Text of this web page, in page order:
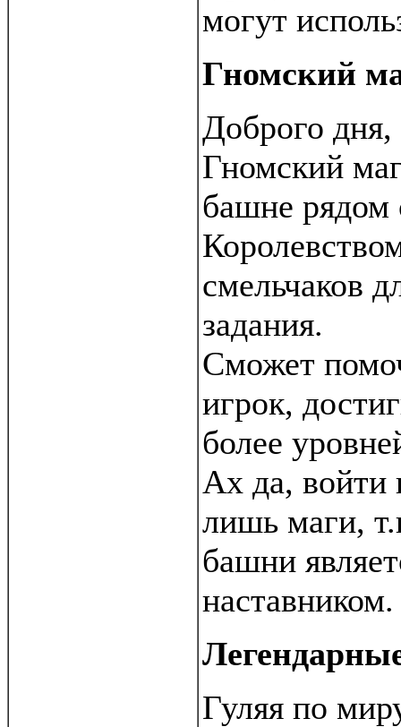
могут
Гномский
Доброго дня,
Гномский
башне рядом
смельчаков
задания.
Сможет
игрок,
более
Ах да, войти
лишь маги,
башни
наставником.
Гуляя по